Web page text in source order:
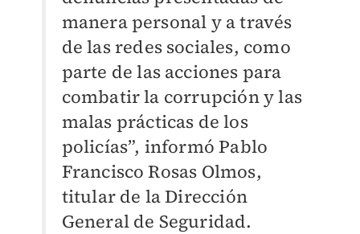
manera personal y a través
de las redes sociales, como
parte de las acciones para
combatir la corrupción y las
malas prácticas de los
policías”, informó Pablo
Francisco Rosas Olmos,
titular de la Dirección
General de Seguridad.